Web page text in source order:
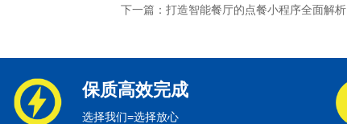
下一篇：打造智能餐厅的点餐小程序全面解析
保质高效完成
选择我们=选择放心